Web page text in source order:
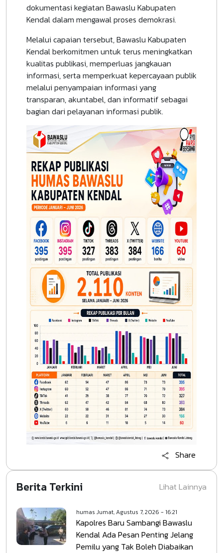
dokumentasi kegiatan Bawaslu Kabupaten
Kendal dalam mengawal proses demokrasi.
Melalui capaian tersebut, Bawaslu Kabupaten
Kendal berkomitmen untuk terus meningkatkan
kualitas publikasi, memperluas jangkauan
informasi, serta memperkuat kepercayaan publik
melalui penyampaian informasi yang
transparan, akuntabel, dan informatif sebagai
bagian dari pelayanan informasi publik.
Share
Berita Terkini
humas Jumat, Agustus 7, 2026 - 16:21
Kapolres Baru Sambangi Bawaslu
Kendal Ada Pesan Penting Jelang
Pemilu yang Tak Boleh Diabaikan
Lihat Lainnya